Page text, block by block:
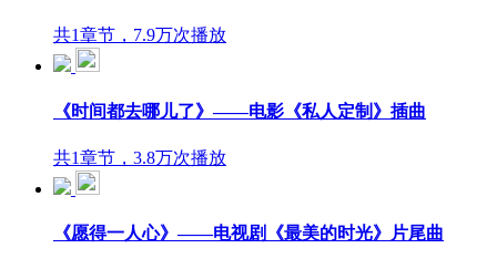
共1章节，7.9万次播放
《时间都去哪儿了》——电影《私人定制》插曲
共1章节，3.8万次播放
《愿得一人心》——电视剧《最美的时光》片尾曲